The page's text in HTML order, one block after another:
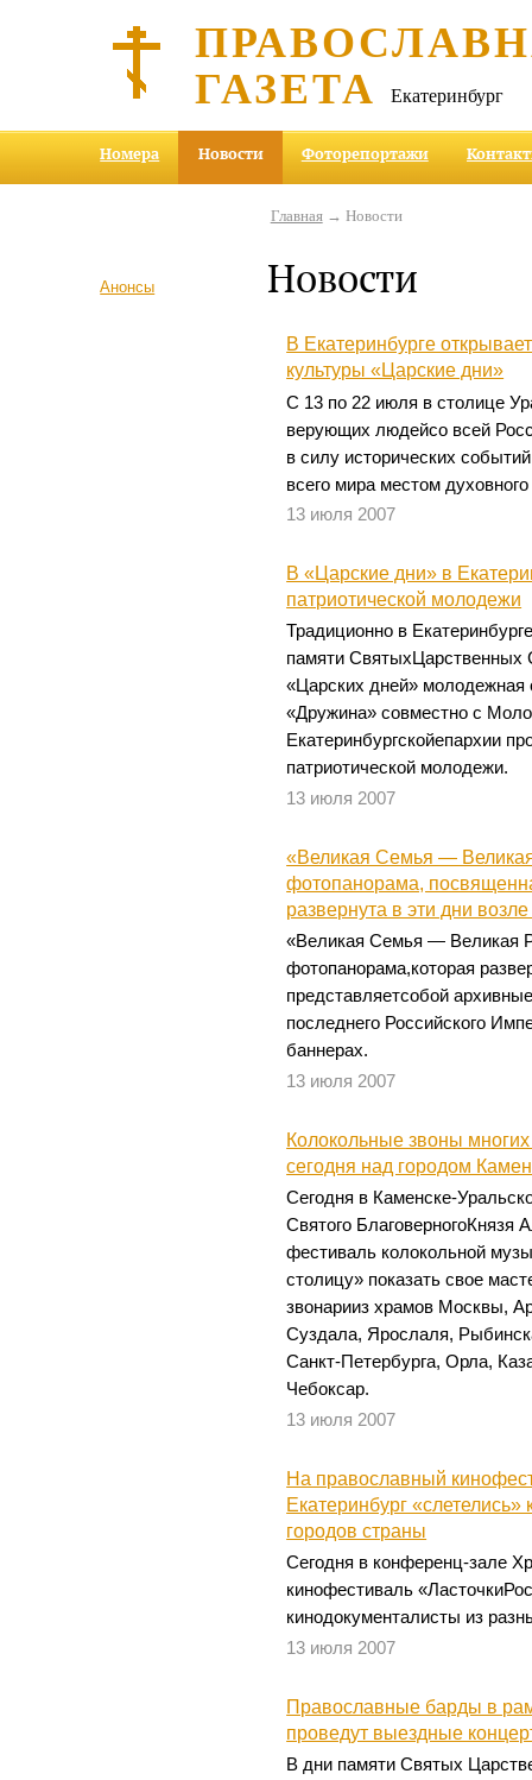
ГАЗЕТА Екатеринбург
Номера Новости Фоторепортажи
Анонсы
Главная→ Новости
Новости
В Екатеринбурге
культуры «Царские дни»
С 13 по 22 июля в столице
верующих людейсо всей
в силу исторических
всего мира местом
13 июля 2007
В «Царские дни» в
патриотической молодежи
Традиционно в
памяти СвятыхЦарственных
«Царских дней» молодежная
«Дружина» совместно с
Екатеринбургскойепархии
патриотической молодежи.
13 июля 2007
«Великая Семья —
фотопанорама,
развернута в эти дни
«Великая Семья — Великая
фотопанорама,которая
представляетсобой
последнего Российского
баннерах.
13 июля 2007
Колокольные звоны
сегодня над городом
Сегодня в Каменске-
Святого БлаговерногоКнязя
фестиваль колокольной
столицу» показать свое
звонарииз храмов Москвы,
Суздала, Ярослаля,
Санкт-Петербурга, Орла,
Чебоксар.
13 июля 2007
На православный
Екатеринбург
городов страны
Сегодня в конференц-зале
кинофестиваль
кинодокументалисты из
13 июля 2007
Православные барды в
проведут выездные
В дни памяти Святых